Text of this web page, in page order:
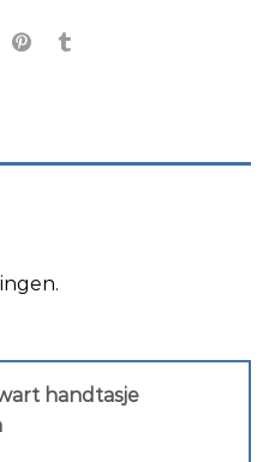
handtasje